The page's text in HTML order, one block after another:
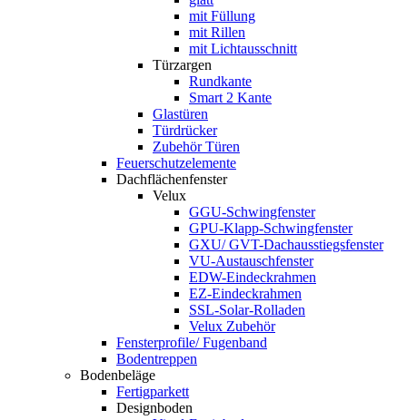
mit Füllung
mit Rillen
mit Lichtausschnitt
Türzargen
Rundkante
Smart 2 Kante
Glastüren
Türdrücker
Zubehör Türen
Feuerschutzelemente
Dachflächenfenster
Velux
GGU-Schwingfenster
GPU-Klapp-Schwingfenster
GXU/ GVT-Dachausstiegsfenster
VU-Austauschfenster
EDW-Eindeckrahmen
EZ-Eindeckrahmen
SSL-Solar-Rolladen
Velux Zubehör
Fensterprofile/ Fugenband
Bodentreppen
Bodenbeläge
Fertigparkett
Designboden